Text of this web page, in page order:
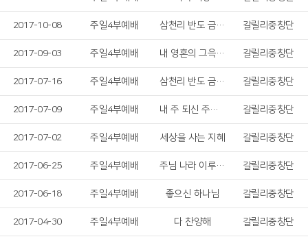
2017-10-08 주일4부예배 삼천리 반도 금수강산 갈릴리중창단
2017-09-03 주일4부예배 내 영혼의 그윽히 깊은 데서 갈릴리중창단
2017-07-16 주일4부예배 삼천리 반도 금수강산 갈릴리중창단
2017-07-09 주일4부예배 내 주 되신 주를 참사랑하고 갈릴리중창단
2017-07-02 주일4부예배 세상을 사는 지혜 갈릴리중창단
2017-06-25 주일4부예배 주님 나라 이루게 하소서 갈릴리중창단
2017-06-18 주일4부예배 좋으신 하나님 갈릴리중창단
2017-04-30 주일4부예배 다 찬양해 갈릴리중창단